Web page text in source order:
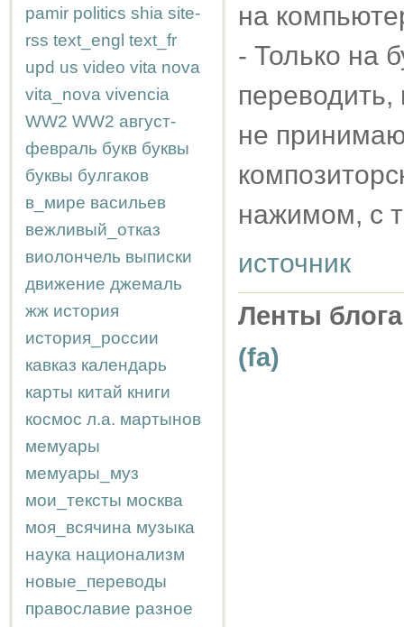
pamir politics shia site-
rss text_engl text_fr
upd us video vita nova
vita_nova vivencia
WW2 WW2 август-
февраль букв буквы
буквы булгаков
в_мире васильев
вежливый_отказ
виолончель выписки
движение джемаль
жж история
история_россии
кавказ календарь
карты китай книги
космос л.а. мартынов
мемуары
мемуары_муз
мои_тексты москва
моя_всячина музыка
наука национализм
новые_переводы
православие разное
на
- Только на
переводить,
не
нажимом, с
источник
Ленты
(fa)